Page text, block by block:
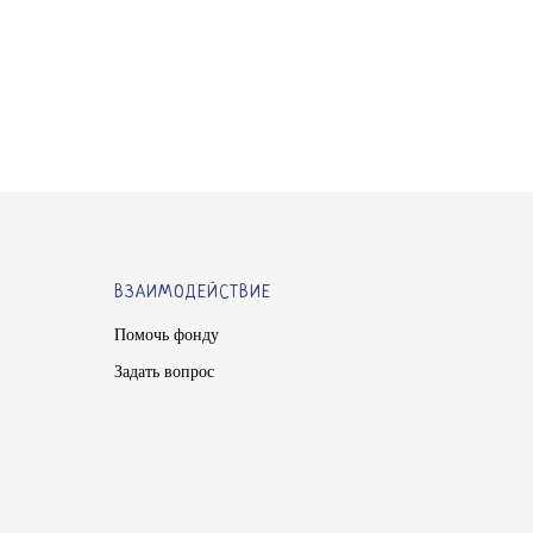
ВЗАИМОДЕЙСТВИЕ
Помочь фонду
Задать вопрос